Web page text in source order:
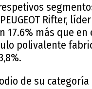
Rifter,
17.6% más que en
polivalente
de su categoría